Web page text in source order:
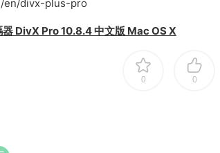
en/divx-plus-pro
DivX Pro 10.8.4 中文版 Mac OS X
0 0